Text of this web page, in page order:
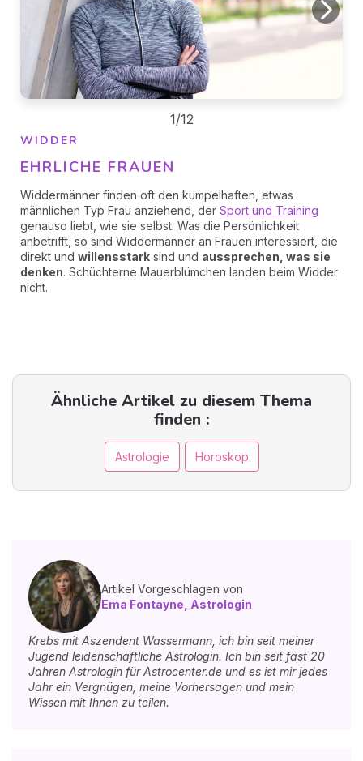
WIDDER
EHRLICHE FRAUEN
Widdermänner finden oft den kumpelhaften, etwas
männlichen Typ Frau anziehend, der Sport und Training
genauso liebt, wie sie selbst. Was die Persönlichkeit
anbetrifft, so sind Widdermänner an Frauen interessiert, die
direkt und willensstark sind und aussprechen, was sie
denken. Schüchterne Mauerblümchen landen beim Widder
nicht.
1/12
Ähnliche Artikel zu diesem Thema
finden :
Astrologie Horoskop
Artikel Vorgeschlagen von
Ema Fontayne, Astrologin
Krebs mit Aszendent Wassermann, ich bin seit meiner
Jugend leidenschaftliche Astrologin. Ich bin seit fast 20
Jahren Astrologin für Astrocenter.de und es ist mir jedes
Jahr ein Vergnügen, meine Vorhersagen und mein
Wissen mit Ihnen zu teilen.